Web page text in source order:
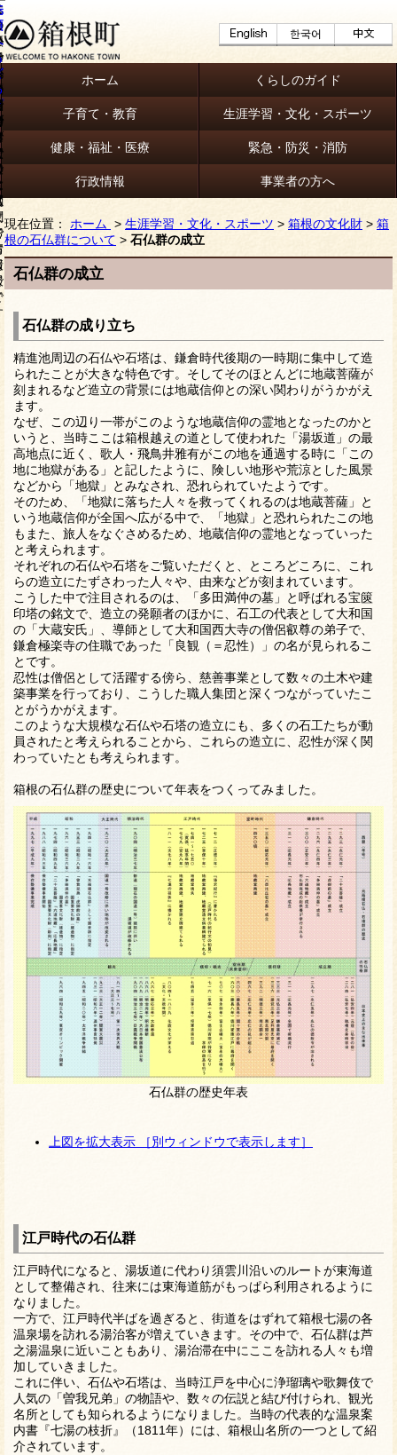
ホーム くらしのガイド
子育て・教育 生涯学習・文化・スポーツ
健康・福祉・医療 緊急・防災・消防
行政情報 事業者の方へ
現在位置： ホーム > 生涯学習・文化・スポーツ > 箱根の文化財 > 箱
根の石仏群について > 石仏群の成立
石仏群の成立
石仏群の成り立ち
精進池周辺の石仏や石塔は、鎌倉時代後期の一時期に集中して造
られたことが大きな特色です。そしてそのほとんどに地蔵菩薩が
刻まれるなど造立の背景には地蔵信仰との深い関わりがうかがえ
ます。
なぜ、この辺り一帯がこのような地蔵信仰の霊地となったのかと
いうと、当時ここは箱根越えの道として使われた「湯坂道」の最
高地点に近く、歌人・飛鳥井雅有がこの地を通過する時に「この
地に地獄がある」と記したように、険しい地形や荒涼とした風景
などから「地獄」とみなされ、恐れられていたようです。
そのため、「地獄に落ちた人々を救ってくれるのは地蔵菩薩」と
いう地蔵信仰が全国へ広がる中で、「地獄」と恐れられたこの地
もまた、旅人をなぐさめるため、地蔵信仰の霊地となっていった
と考えられます。
それぞれの石仏や石塔をご覧いただくと、ところどころに、これ
らの造立にたずさわった人々や、由来などが刻まれています。
こうした中で注目されるのは、「多田満仲の墓」と呼ばれる宝篋
印塔の銘文で、造立の発願者のほかに、石工の代表として大和国
の「大蔵安氏」、導師として大和国西大寺の僧侶叡尊の弟子で、
鎌倉極楽寺の住職であった「良観（＝忍性）」の名が見られるこ
とです。
忍性は僧侶として活躍する傍ら、慈善事業として数々の土木や建
築事業を行っており、こうした職人集団と深くつながっていたこ
とがうかがえます。
このような大規模な石仏や石塔の造立にも、多くの石工たちが動
員されたと考えられることから、これらの造立に、忍性が深く関
わっていたとも考えられます。
箱根の石仏群の歴史について年表をつくってみました。
石仏群の歴史年表
上図を拡大表示 ［別ウィンドウで表示します］
江戸時代の石仏群
江戸時代になると、湯坂道に代わり須雲川沿いのルートが東海道
として整備され、往来には東海道筋がもっぱら利用されるように
なりました。
一方で、江戸時代半ばを過ぎると、街道をはずれて箱根七湯の各
温泉場を訪れる湯治客が増えていきます。その中で、石仏群は芦
之湯温泉に近いこともあり、湯治滞在中にここを訪れる人々も増
加していきました。
これに伴い、石仏や石塔は、当時江戸を中心に浄瑠璃や歌舞伎で
人気の「曽我兄弟」の物語や、数々の伝説と結び付けられ、観光
名所としても知られるようになりました。当時の代表的な温泉案
内書『七湯の枝折』（1811年）には、箱根山名所の一つとして紹
介されています。